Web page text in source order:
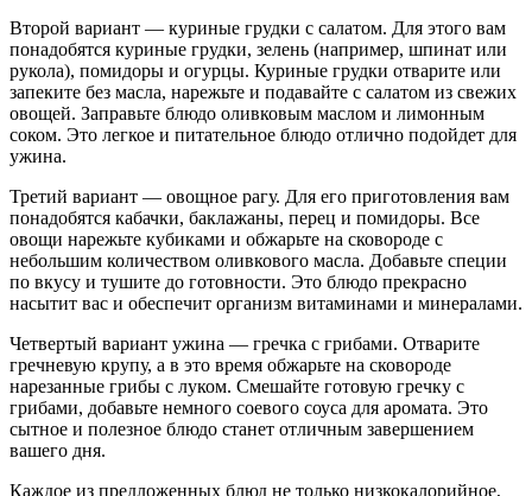
Второй вариант — куриные грудки с салатом. Для этого вам
понадобятся куриные грудки, зелень (например, шпинат или
рукола), помидоры и огурцы. Куриные грудки отварите или
запеките без масла, нарежьте и подавайте с салатом из свежих
овощей. Заправьте блюдо оливковым маслом и лимонным
соком. Это легкое и питательное блюдо отлично подойдет для
ужина.
Третий вариант — овощное рагу. Для его приготовления вам
понадобятся кабачки, баклажаны, перец и помидоры. Все
овощи нарежьте кубиками и обжарьте на сковороде с
небольшим количеством оливкового масла. Добавьте специи
по вкусу и тушите до готовности. Это блюдо прекрасно
насытит вас и обеспечит организм витаминами и минералами.
Четвертый вариант ужина — гречка с грибами. Отварите
гречневую крупу, а в это время обжарьте на сковороде
нарезанные грибы с луком. Смешайте готовую гречку с
грибами, добавьте немного соевого соуса для аромата. Это
сытное и полезное блюдо станет отличным завершением
вашего дня.
Каждое из предложенных блюд не только низкокалорийное,